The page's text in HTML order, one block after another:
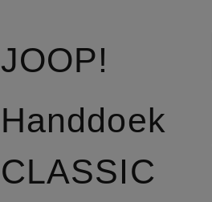
JOOP!
Handdoek
CLASSIC